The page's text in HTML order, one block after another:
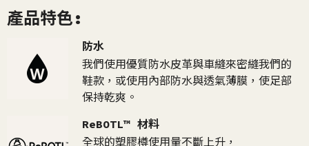
產品特色:
防水
我們使用優質防水皮革與車縫來密縫我們的
鞋款，或使用內部防水與透氣薄膜，使足部
保持乾爽。
ReBOTL™ 材料
全球的塑膠樽使用量不斷上升，